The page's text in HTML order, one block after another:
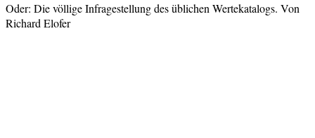
Oder: Die völlige Infragestellung des üblichen Wertekatalogs. Von
Richard Elofer